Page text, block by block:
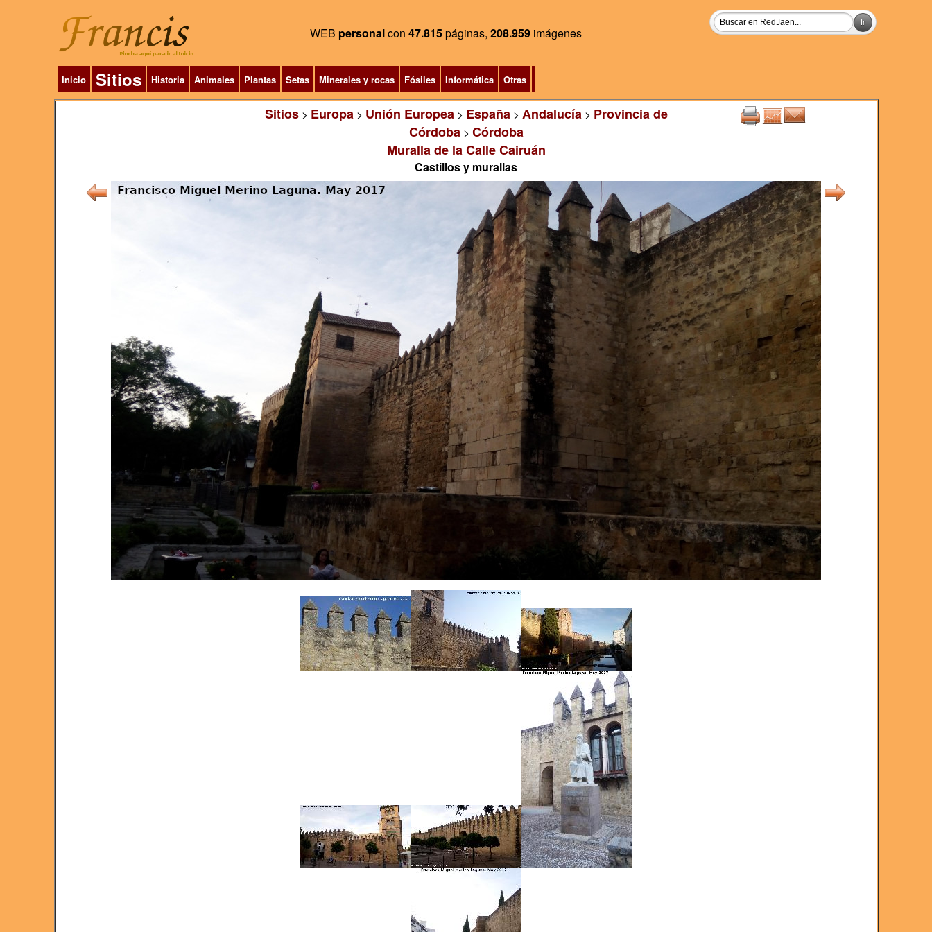
WEB personalcon 47.815páginas, 208.959 imágenes
Inicio Sitios Historia Animales Plantas Setas Minerales y rocas Fósiles Informática Otras
Sitios> Europa> Unión Europea> España> Andalucía> Provincia de
Córdoba> Córdoba
Muralla de la Calle Cairuán
Castillos y murallas